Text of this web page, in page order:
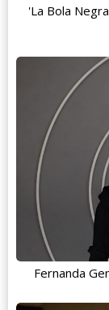
'La Bola
Fernanda